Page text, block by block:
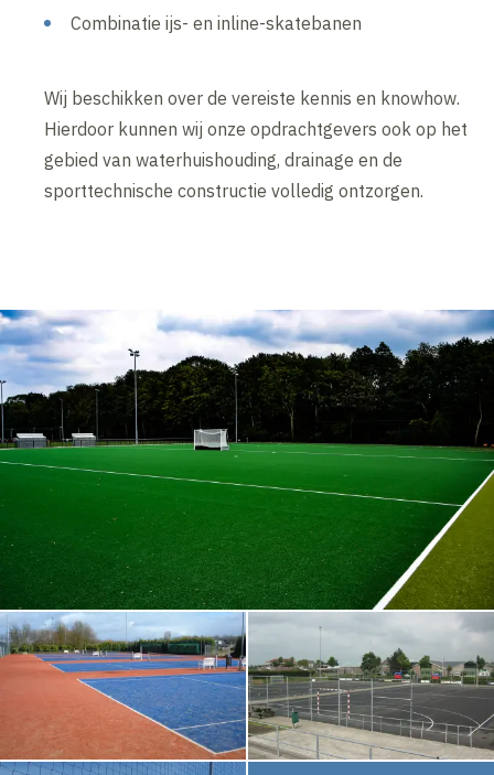
Combinatie ijs- en inline-skatebanen
Wij beschikken over de vereiste kennis en knowhow.
Hierdoor kunnen wij onze opdrachtgevers ook op het
gebied van waterhuishouding, drainage en de
sporttechnische constructie volledig ontzorgen.